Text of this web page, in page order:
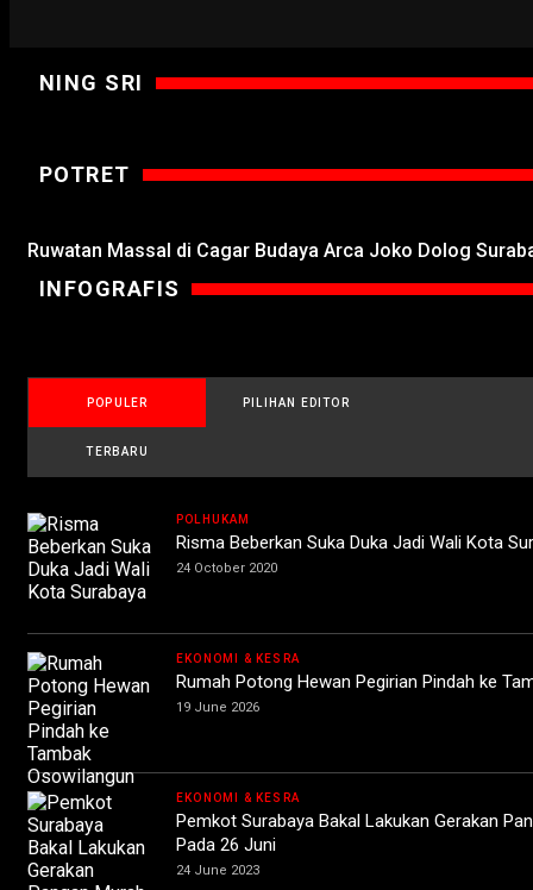
NING SRI
POTRET
Ruwatan Massal di Cagar Budaya Arca Joko Dolog
INFOGRAFIS
POPULER PILIHAN EDITOR
TERBARU
POLHUKAM
Risma Beberkan Suka Duka Jadi Wali Kota
24 October 2020
EKONOMI & KESRA
Rumah Potong Hewan Pegirian Pindah ke
19 June 2026
EKONOMI & KESRA
Pemkot Surabaya Bakal Lakukan Gerakan
Pada 26 Juni
24 June 2023